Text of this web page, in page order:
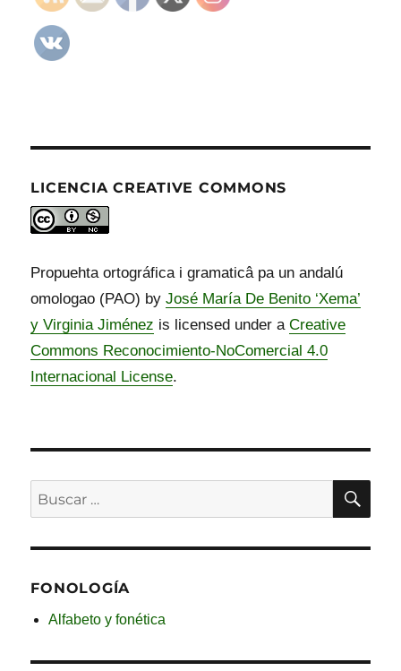
LICENCIA CREATIVE COMMONS
Propuehta ortográfica i gramaticâ pa un andalú
omologao (PAO) byJosé María De Benito ‘Xema’
y Virginia Jiménez is licensed under aCreative
Commons Reconocimiento-NoComercial 4.0
Internacional License.
Buscar
por:
FONOLOGÍA
Alfabeto y fonética